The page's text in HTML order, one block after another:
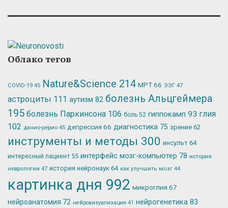
Облако тегов
COVID-19 45 Nature&Science 214 МРТ66 ЭЭГ 47
астроциты 111 аутизм 82 болезнь Альцгеймера
195 болезнь Паркинсона 106 боль 52 гиппокамп 93 глия
102 данио-рерио 45 депрессия 66 диагностика 75 зрение 62
инструменты и методы 300 инсульт 64
интересный пациент 55 интерфейс мозг-компьютер 78 история
неврологии 47 история нейронаук 64 как улучшить мозг 44
картинка дня 992 микроглия 67
нейроанатомия 72 нейровизуализация 41 нейрогенетика 83